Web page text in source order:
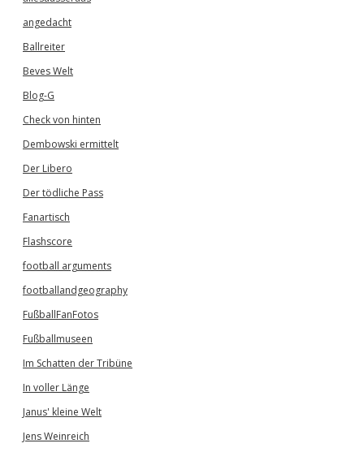
angedacht
Ballreiter
Beves Welt
Blog-G
Check von hinten
Dembowski ermittelt
Der Libero
Der tödliche Pass
Fanartisch
Flashscore
football arguments
footballandgeography
FußballFanFotos
Fußballmuseen
Im Schatten der Tribüne
In voller Länge
Janus' kleine Welt
Jens Weinreich